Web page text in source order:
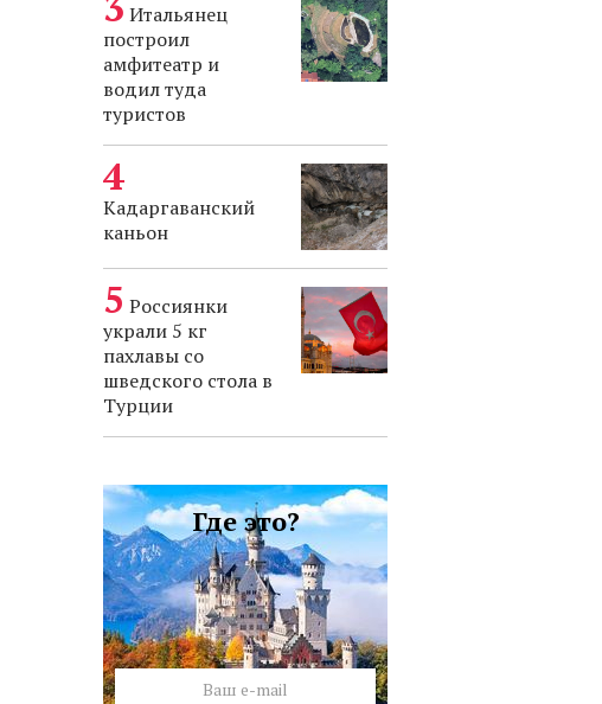
Итальянец
построил
амфитеатр и
водил туда
туристов
Кадаргаванский
каньон
Россиянки
украли 5 кг
пахлавы со
шведского стола в
Турции
Где это?